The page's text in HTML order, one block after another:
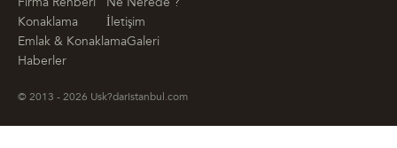
Firma Rehberi
Ne Nerede ?
Konaklama
İletişim
Emlak & KonaklamaGaleri
Haberler
© 2013 - 2026 Usk?darIstanbul.com